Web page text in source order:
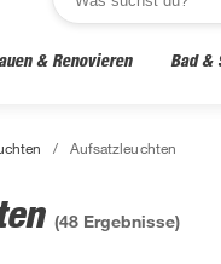
& Renovieren Bad &
/ Aufsatzleuchten
(48 Ergebnisse)